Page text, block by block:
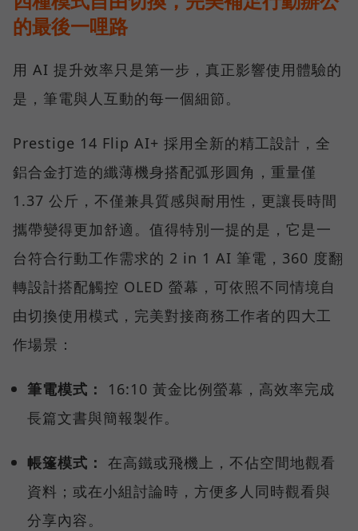
的最後一哩路
用 AI 提升效率只是第一步，真正影響使用體驗的
是，筆電與人互動的每一個細節。
Prestige 14 Flip AI+ 採用全新的精工設計，全
鋁合金打造的纖薄機身搭配弧形圓角，重量僅
1.37 公斤，不僅兼具質感與耐用性，更讓長時間
攜帶變得更加舒適。值得特別一提的是，它是一
台符合行動工作需求的 2 in 1 AI 筆電，360 度翻
轉設計搭配觸控 OLED 螢幕，可依照不同情境自
由切換使用模式，完美對接商務工作者的四大工
作場景：
筆電模式：
16:10 黃金比例螢幕，高效率完成
長篇文書與簡報製作。
帳篷模式： 在高鐵或飛機上，不佔空間地觀看
資料；或在小組討論時，方便多人同時觀看與
分享內容。